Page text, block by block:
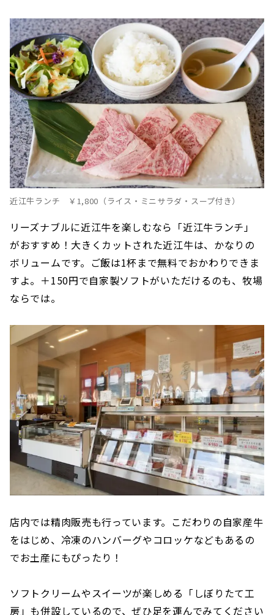
近江牛ランチ ￥1,800（ライス・ミニサラダ・スープ付き）
リーズナブルに近江牛を楽しむなら「近江牛ランチ」
がおすすめ！大きくカットされた近江牛は、かなりの
ボリュームです。ご飯は1杯まで無料でおかわりできま
すよ。＋150円で自家製ソフトがいただけるのも、牧場
ならでは。
店内では精肉販売も行っています。こだわりの自家産牛
をはじめ、冷凍のハンバーグやコロッケなどもあるの
でお土産にもぴったり！
ソフトクリームやスイーツが楽しめる「しぼりたて工
房」も併設しているので、ぜひ足を運んでみてください